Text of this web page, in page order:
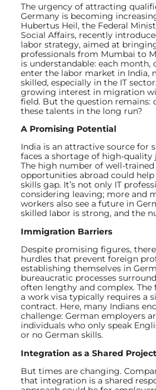
The urgency of attracting
Germany is becoming
Hubertus Heil, the Federal
Social Affairs, recently
labor strategy, aimed at
professionals from Mumbai to
is understandable: each month,
enter the labor market in India,
skilled, especially in the IT
growing interest in migration
field. But the question remains:
these talents in the long run?
A Promising Potential
India is an attractive source for
faces a shortage of high-
The high number of well-
opportunities abroad could help
skills gap. It’s not only IT
considering leaving; more and
workers also see a future in
skilled labor is strong, and the
Immigration Barriers
Despite promising figures,
hurdles that prevent foreign
establishing themselves in
bureaucratic processes
often lengthy and complex.
a work visa typically requires a
contract. Here, many Indians
challenge: German employers
individuals who only speak
or no German skills.
Integration as a Shared Project
But times are changing.
that integration is a shared